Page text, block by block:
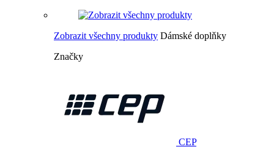
Zobrazit všechny produkty Dámské doplňky
Značky
CEP